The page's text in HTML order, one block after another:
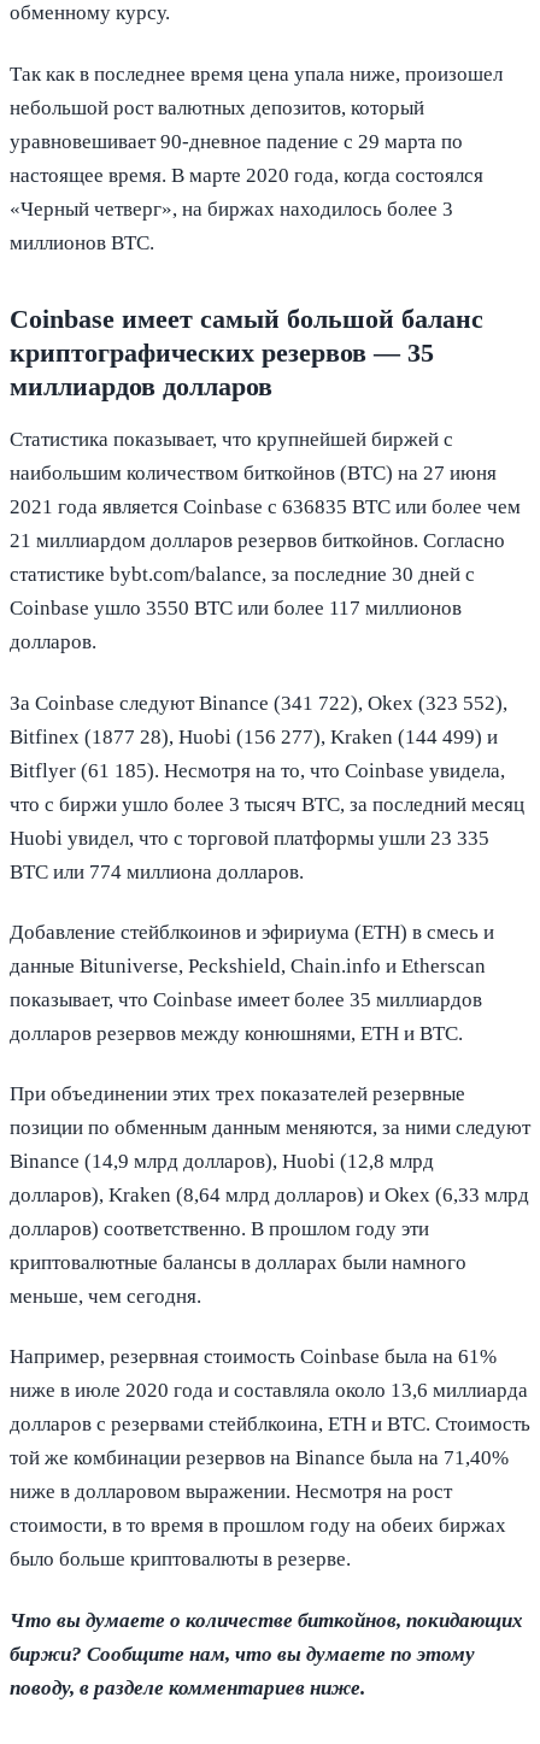
обменному курсу.
Так как в последнее время цена упала ниже, произошел
небольшой рост валютных депозитов, который
уравновешивает 90-дневное падение с 29 марта по
настоящее время. В марте 2020 года, когда состоялся
«Черный четверг», на биржах находилось более 3
миллионов BTC.
Coinbase имеет самый большой баланс
криптографических резервов — 35
миллиардов долларов
Статистика показывает, что крупнейшей биржей с
наибольшим количеством биткойнов (BTC) на 27 июня
2021 года является Coinbase с 636835 BTC или более чем
21 миллиардом долларов резервов биткойнов. Согласно
статистике bybt.com/balance, за последние 30 дней с
Coinbase ушло 3550 BTC или более 117 миллионов
долларов.
За Coinbase следуют Binance (341 722), Okex (323 552),
Bitfinex (1877 28), Huobi (156 277), Kraken (144 499) и
Bitflyer (61 185). Несмотря на то, что Coinbase увидела,
что с биржи ушло более 3 тысяч BTC, за последний месяц
Huobi увидел, что с торговой платформы ушли 23 335
BTC или 774 миллиона долларов.
Добавление стейблкоинов и эфириума (ETH) в смесь и
данные Bituniverse, Peckshield, Chain.info и Etherscan
показывает, что Coinbase имеет более 35 миллиардов
долларов резервов между конюшнями, ETH и BTC.
При объединении этих трех показателей резервные
позиции по обменным данным меняются, за ними следуют
Binance (14,9 млрд долларов), Huobi (12,8 млрд
долларов), Kraken (8,64 млрд долларов) и Okex (6,33 млрд
долларов) соответственно. В прошлом году эти
криптовалютные балансы в долларах были намного
меньше, чем сегодня.
Например, резервная стоимость Coinbase была на 61%
ниже в июле 2020 года и составляла около 13,6 миллиарда
долларов с резервами стейблкоина, ETH и BTC. Стоимость
той же комбинации резервов на Binance была на 71,40%
ниже в долларовом выражении. Несмотря на рост
стоимости, в то время в прошлом году на обеих биржах
было больше криптовалюты в резерве.
Что вы думаете о количестве биткойнов, покидающих
биржи? Сообщите нам, что вы думаете по этому
поводу, в разделе комментариев ниже.